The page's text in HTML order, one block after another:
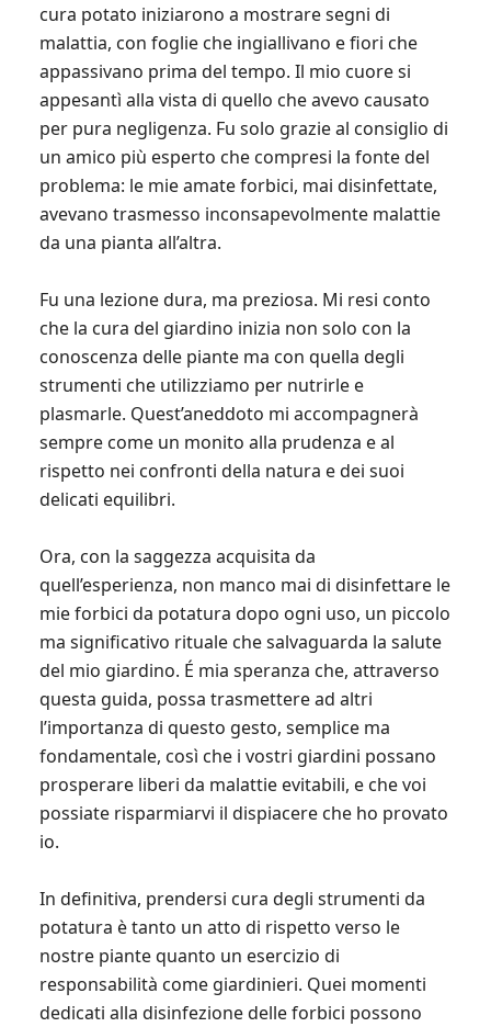
cura potato iniziarono a mostrare segni di
malattia, con foglie che ingiallivano e fiori che
appassivano prima del tempo. Il mio cuore si
appesantì alla vista di quello che avevo causato
per pura negligenza. Fu solo grazie al consiglio di
un amico più esperto che compresi la fonte del
problema: le mie amate forbici, mai disinfettate,
avevano trasmesso inconsapevolmente malattie
da una pianta all’altra.
Fu una lezione dura, ma preziosa. Mi resi conto
che la cura del giardino inizia non solo con la
conoscenza delle piante ma con quella degli
strumenti che utilizziamo per nutrirle e
plasmarle. Quest’aneddoto mi accompagnerà
sempre come un monito alla prudenza e al
rispetto nei confronti della natura e dei suoi
delicati equilibri.
Ora, con la saggezza acquisita da
quell’esperienza, non manco mai di disinfettare le
mie forbici da potatura dopo ogni uso, un piccolo
ma significativo rituale che salvaguarda la salute
del mio giardino. É mia speranza che, attraverso
questa guida, possa trasmettere ad altri
l’importanza di questo gesto, semplice ma
fondamentale, così che i vostri giardini possano
prosperare liberi da malattie evitabili, e che voi
possiate risparmiarvi il dispiacere che ho provato
io.
In definitiva, prendersi cura degli strumenti da
potatura è tanto un atto di rispetto verso le
nostre piante quanto un esercizio di
responsabilità come giardinieri. Quei momenti
dedicati alla disinfezione delle forbici possono